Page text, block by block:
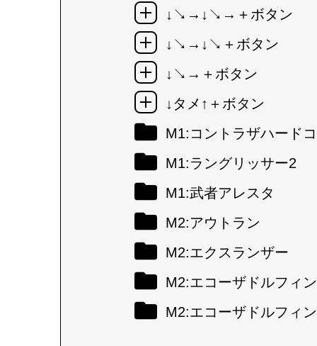
↓↘→↓↘→＋ボタン
↓↘→↓↘＋ボタン
↓↘→＋ボタン
↓タメ↑＋ボタン
M1:コントラザハード
M1:ラングリッサー2
M1:武者アレスタ
M2:アウトラン
M2:エクスランザー
M2:エコーザドルフィン
M2:エコーザドルフィ